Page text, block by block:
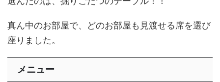
真ん中のお部屋で、どのお部屋も見渡せる席を選び
座りました。
メニュー